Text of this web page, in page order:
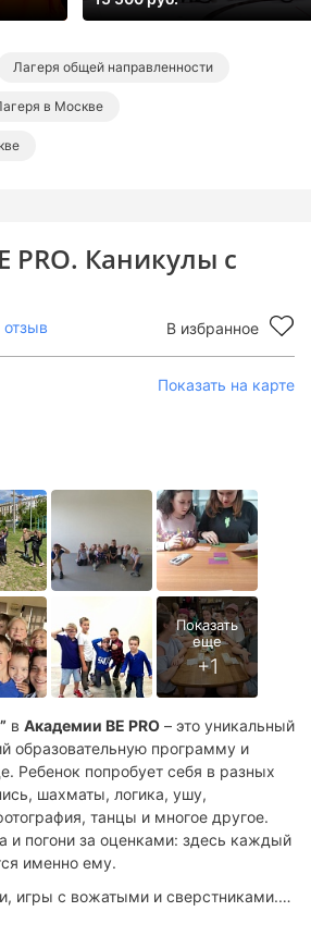
PRO. Каникулы с
отзыв В избранное
Показать на карте
в Академии BE PRO – это уникальный
образовательную программу и
Ребенок попробует себя в разных
шахматы, логика, ушу,
танцы и многое другое.
и погони за оценками: здесь каждый
именно ему.
игры с вожатыми и сверстниками.
себя увереннее в любом
Лагеря общей направленности
в Москве
в Москве